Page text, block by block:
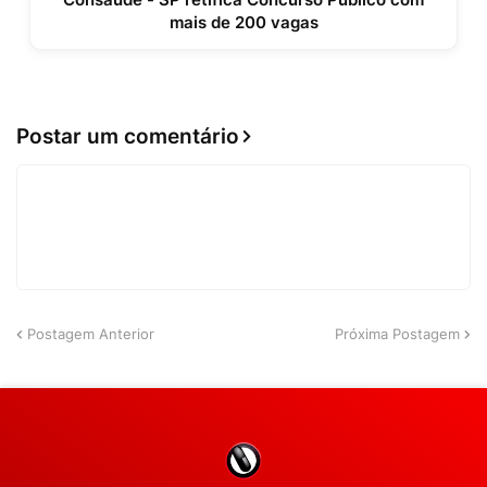
mais de 200 vagas
Postar um comentário
Postagem Anterior Próxima Postagem